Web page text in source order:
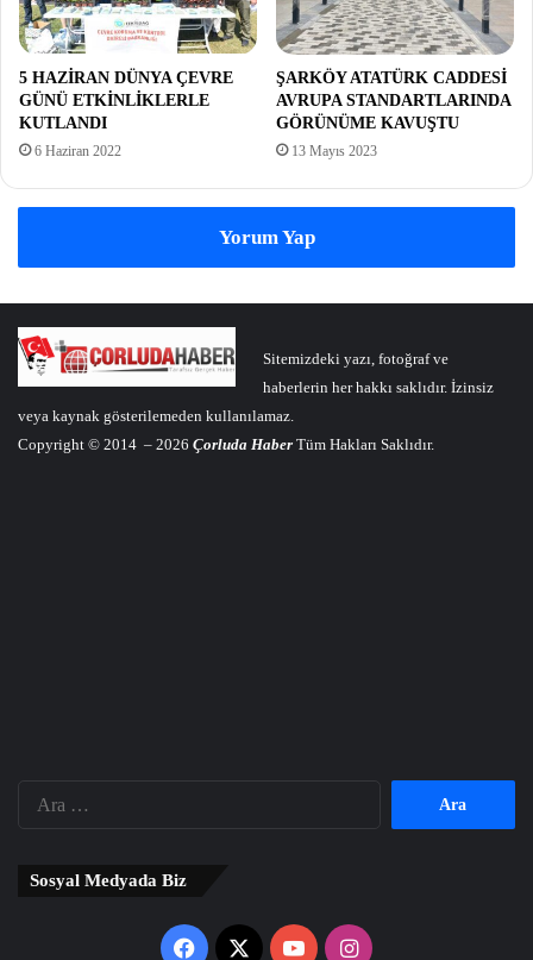
5 HAZİRAN DÜNYA ÇEVRE
GÜNÜ ETKİNLİKLERLE
KUTLANDI
6 Haziran 2022
ŞARKÖY ATATÜRK CADDESİ
AVRUPA STANDARTLARINDA
GÖRÜNÜME KAVUŞTU
13 Mayıs 2023
Yorum Yap
Sitemizdeki yazı, fotoğraf ve
haberlerin her hakkı saklıdır. İzinsiz
veya kaynak gösterilemeden kullanılamaz.
Copyright © 2014 – 2026 Çorluda Haber Tüm Hakları Saklıdır.
Sosyal Medyada Biz
Facebook
X YouTubeInstagram